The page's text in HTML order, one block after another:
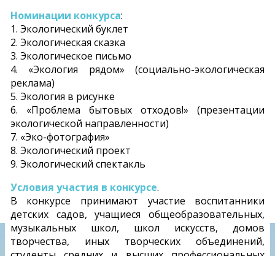
Номинации конкурса:
1. Экологический буклет
2. Экологическая сказка
3. Экологическое письмо
4. «Экология рядом» (социально-экологическая
реклама)
5. Экология в рисунке
6. «Проблема бытовых отходов!» (презентации
экологической направленности)
7. «Эко-фотография»
8. Экологический проект
9. Экологический спектакль
Условия участия в конкурсе.
В конкурсе принимают участие воспитанники
детских садов, учащиеся общеобразовательных,
музыкальных школ, школ искусств, домов
творчества, иных творческих объединений,